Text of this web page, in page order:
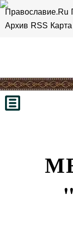
Православие.Ru
Архив RSS